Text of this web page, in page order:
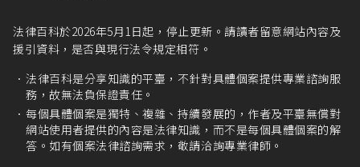
法律百科於2026年5月1日起，停止更新。請讀者留意網站內容及
援引資料，是否與現行法令規定相符。
法律百科是分享知識的平臺，不針對具體個案提供專業諮詢服
務，故無法負保證責任。
每個具體個案是獨特、複雜、持續發展的，作者及平臺無償對
網站使用者提供的內容是法律知識，而不是每個具體個案的解
答。如有個案法律諮詢需求，敬請洽詢專業律師。